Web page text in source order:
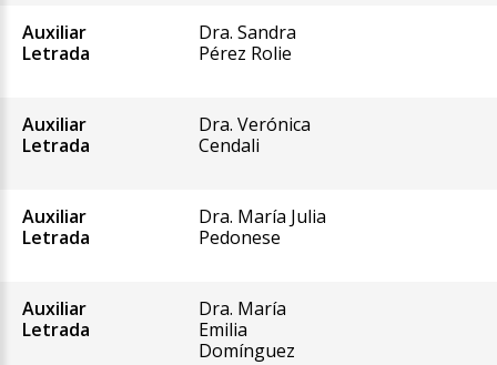
Auxiliar
Letrada
Dra. Sandra
Pérez Rolie
Auxiliar
Letrada
Dra. Verónica
Cendali
Auxiliar
Letrada
Dra. María Julia
Pedonese
Auxiliar
Letrada
Dra. María
Emilia
Domínguez